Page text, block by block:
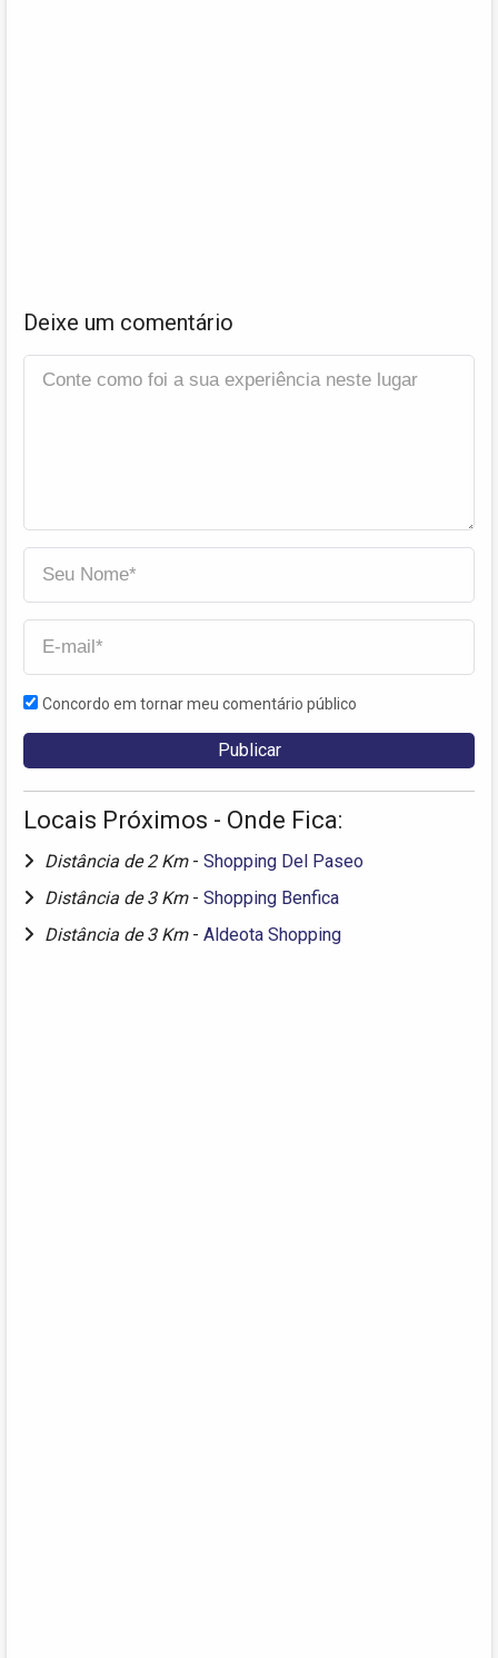
Deixe um comentário
Concordo em tornar meu comentário público
Locais Próximos - Onde Fica:
Distância de 2 Km - Shopping Del Paseo
Distância de 3 Km - Shopping Benfica
Distância de 3 Km - Aldeota Shopping